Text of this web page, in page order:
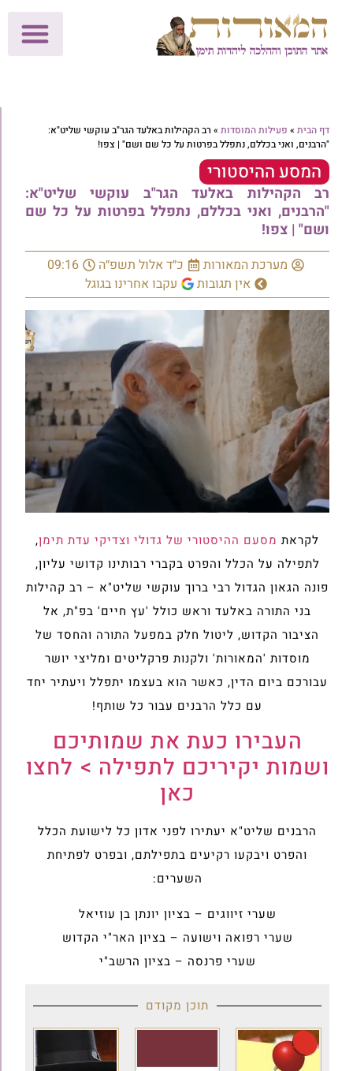
דף הבית » פעילות המוסדות » רב הקהילות באלעד הגר"ב עוקשי שליט"א:
"הרבנים, ואני בכללם, נתפלל בפרטות על כל שם ושם" | צפו!
המסע ההיסטורי
רב הקהילות באלעד הגר"ב עוקשי שליט"א:
"הרבנים, ואני בכללם, נתפלל בפרטות על כל שם
ושם" | צפו!
מערכת המאורות כ״ד אלול תשפ״ה
09:16
אין תגובות
עקבו אחרינו בגוגל
לקראת מסעם ההיסטורי של גדולי וצדיקי עדת תימן,
לתפילה על הכלל והפרט בקברי רבותינו קדושי עליון,
פונה הגאון הגדול רבי ברוך עוקשי שליט"א – רב קהילות
בני התורה באלעד וראש כולל 'עץ חיים' בפ"ת, אל
הציבור הקדוש, ליטול חלק במפעל התורה והחסד של
מוסדות 'המאורות' ולקנות פרקליטים ומליצי יושר
עבורכם ביום הדין, כאשר הוא בעצמו יתפלל ויעתיר יחד
עם כלל הרבנים עבור כל שותף!
העבירו כעת את שמותיכם
ושמות יקיריכם לתפילה > לחצו
כאן
הרבנים שליט"א יעתירו לפני אדון כל לישועת הכלל
והפרט ויבקעו רקיעים בתפילתם, ובפרט לפתיחת
השערים:
שערי זיווגים – בציון יונתן בן עוזיאל
שערי רפואה וישועה – בציון האר"י הקדוש
שערי פרנסה – בציון הרשב"י
תוכן מקודם